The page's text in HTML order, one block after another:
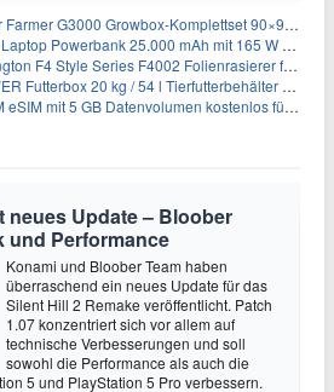
G3000 Growbox-Komplettset 90×90×180 cm für 379,99€
Powerbank 25.000 mAh mit 165 W refurbished für 58,39€
F4 Style Series F4002 Folienrasierer für 18,99€
Futterbox 20 kg / 54 l Tierfutterbehälter mit Rollen für 19,99€
mit 5 GB Datenvolumen kostenlos für Windscribe-Pro-Nutzer
neues Update – Bloober
und Performance
Konami und Bloober Team haben
überraschend ein neues Update für das
Silent Hill 2 Remake veröffentlicht. Patch
1.07 konzentriert sich vor allem auf
technische Verbesserungen und soll
sowohl die Performance als auch die
5 und PlayStation 5 Pro verbessern.